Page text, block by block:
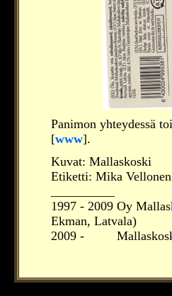
Panimon yhteydessä
[www].
Kuvat: Mallaskoski
Etiketti: Mika Vellonen
1997 - 2009 Oy
Ekman, Latvala)
2009 -